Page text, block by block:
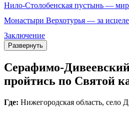
Нило‑Столобенская пустынь —
Монастыри Верхотурья — за
Заключение
Развернуть
пройтись по Святой
Где: Нижегородская область, село